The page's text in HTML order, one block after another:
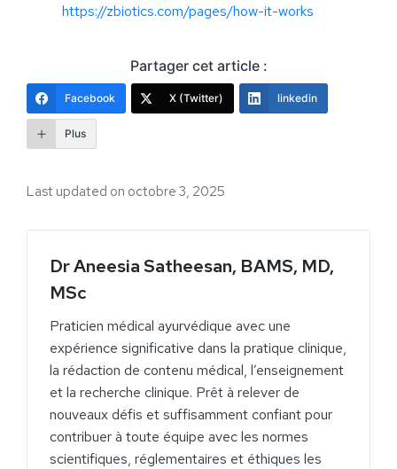
https://zbiotics.com/pages/how-it-works
Partager cet article :
Facebook X (Twitter) linkedin
Plus
Last updated on octobre 3, 2025
Dr Aneesia Satheesan, BAMS, MD,
MSc
Praticien médical ayurvédique avec une
expérience significative dans la pratique clinique,
la rédaction de contenu médical, l’enseignement
et la recherche clinique. Prêt à relever de
nouveaux défis et suffisamment confiant pour
contribuer à toute équipe avec les normes
scientifiques, réglementaires et éthiques les